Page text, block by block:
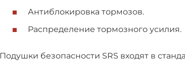
Антиблокировка тормозов.
Распределение тормозного усилия.
Подушки безопасности SRS входят в